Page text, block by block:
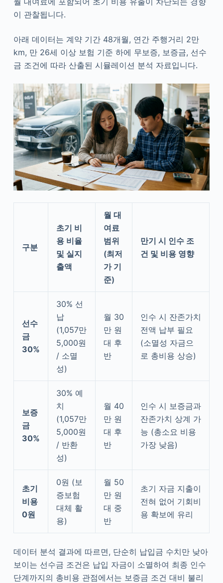
이 관찰됩니다.
아래 데이터는 계약 기간 48개월, 연간 주행거리 2만
km, 만 26세 이상 보험 기준 하에 무보증, 보증금, 선수
금 조건에 따라 산출된 시뮬레이션 분석 자료입니다.
구분
초기 비
용 비율
및 실지
출액
월 대
여료
범위
(최저
가 기
준)
만기 시 인수 조
건 및 비용 영향
선수
금
30%
30% 선
납
(1,057만
5,000원
/ 소멸
성)
월 30
만 원
대 후
반
인수 시 잔존가치
전액 납부 필요
(소멸성 자금으
로 총비용 상승)
보증
금
30%
30% 예
치
(1,057만
5,000원
/ 반환
성)
월 40
만 원
대 후
반
인수 시 보증금과
잔존가치 상계 가
능 (총소요 비용
가장 낮음)
초기
비용
0원
0원 (보
증보험
대체 활
용)
월 50
만 원
대 중
반
초기 자금 지출이
전혀 없어 기회비
용 확보에 유리
데이터 분석 결과에 따르면, 단순히 납입금 수치만 낮아
보이는 선수금 조건은 납입 자금이 소멸하여 최종 인수
단계까지의 총비용 관점에서는 보증금 조건 대비 불리